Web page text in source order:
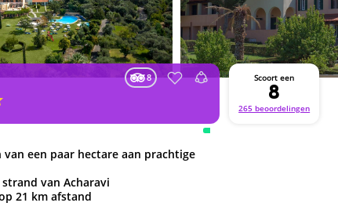
8 Scoort een
8
265 beoordelingen
een paar hectare aan prachtige
van Acharavi
21 km afstand